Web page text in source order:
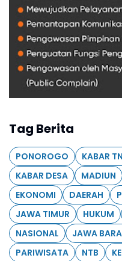
Tag Berita
PONOROGO KABAR
KABAR DESA
MADIUN
EKONOMI
DAERAH
JAWA TIMUR
HUKUM
NASIONAL
JAWA
PARIWISATA
NTB